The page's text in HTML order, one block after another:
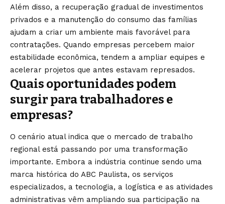
Além disso, a recuperação gradual de investimentos
privados e a manutenção do consumo das famílias
ajudam a criar um ambiente mais favorável para
contratações. Quando empresas percebem maior
estabilidade econômica, tendem a ampliar equipes e
acelerar projetos que antes estavam represados.
Quais oportunidades podem
surgir para trabalhadores e
empresas?
O cenário atual indica que o mercado de trabalho
regional está passando por uma transformação
importante. Embora a indústria continue sendo uma
marca histórica do ABC Paulista, os serviços
especializados, a tecnologia, a logística e as atividades
administrativas vêm ampliando sua participação na